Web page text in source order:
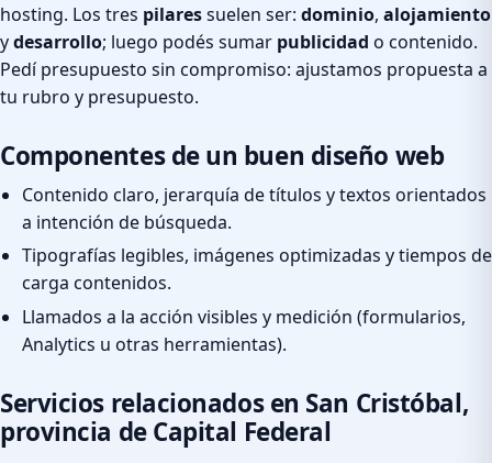
hosting. Los tres pilaressuelen ser: dominio, alojamiento
ydesarrollo; luego podés sumar publicidad o contenido.
Pedí presupuesto sin compromiso: ajustamos propuesta a
tu rubro y presupuesto.
Componentes de un buen diseño web
Contenido claro, jerarquía de títulos y textos orientados
a intención de búsqueda.
Tipografías legibles, imágenes optimizadas y tiempos de
carga contenidos.
Llamados a la acción visibles y medición (formularios,
Analytics u otras herramientas).
Servicios relacionados en San Cristóbal,
provincia de Capital Federal